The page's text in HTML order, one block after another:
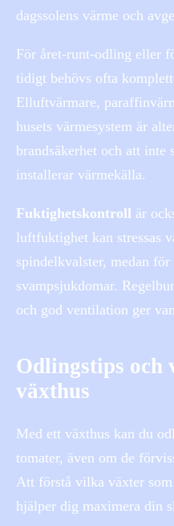
dagssolens värme och
För året-runt-odling eller
tidigt behövs ofta
Elluftvärmare,
husets värmesystem är
brandsäkerhet och att
installerar värmekälla.
Fuktighetskontroll är
luftfuktighet kan stressas
spindelkvalster, medan
svampsjukdomar.
och god ventilation ger
Odlingstips
växthus
Med ett växthus kan du
tomater, även om de
Att förstå vilka växter
hjälper dig maximera din